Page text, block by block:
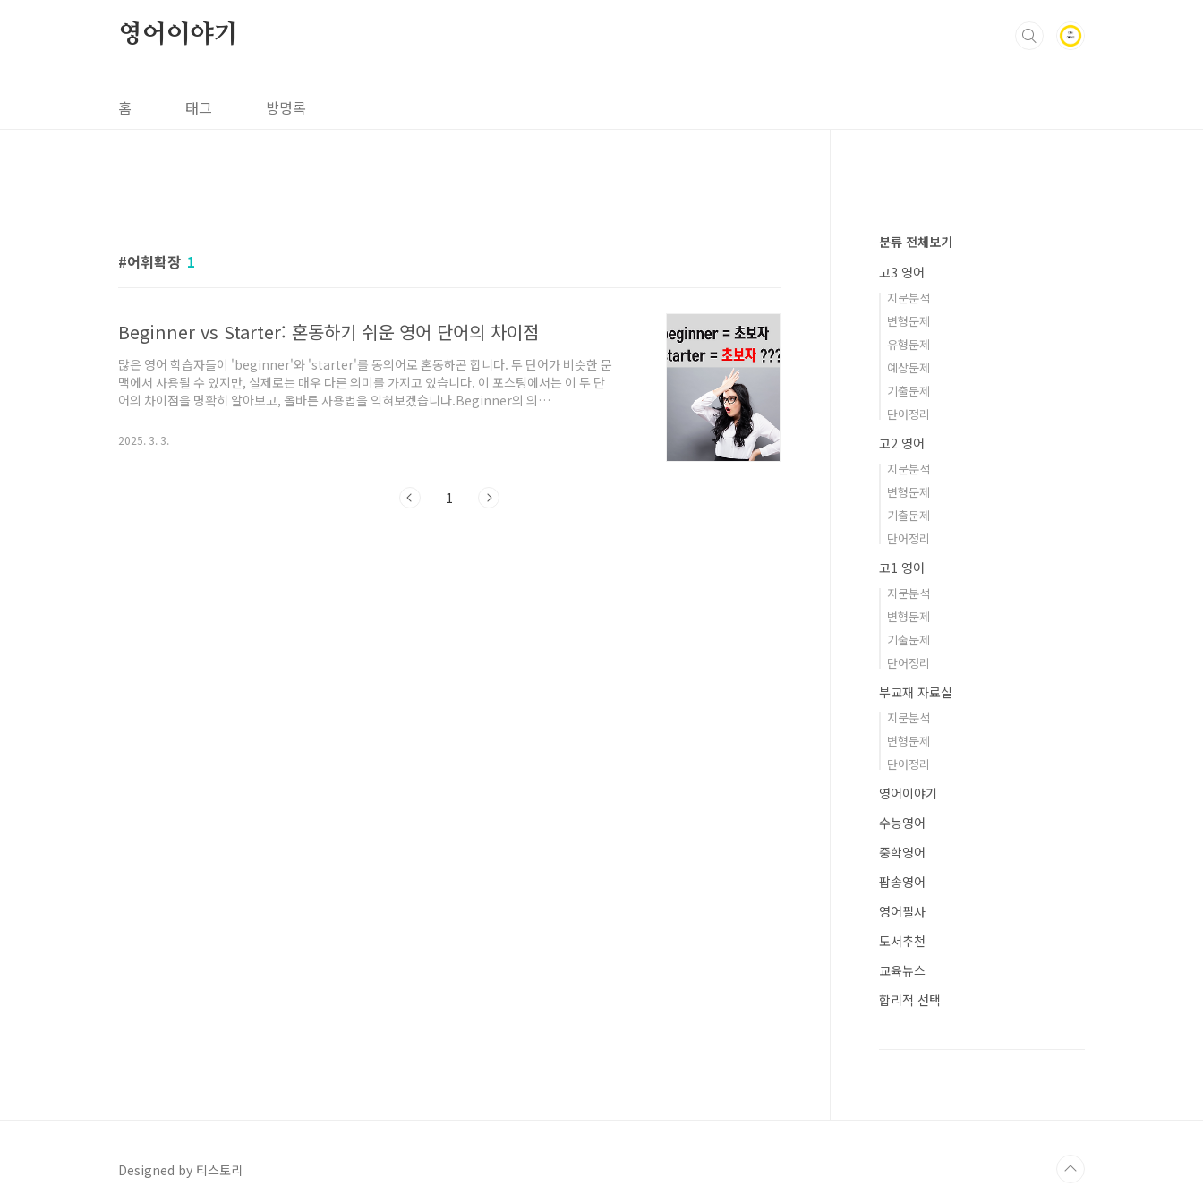
영어이야기
홈 태그 방명록
어휘확장 1
Beginner vs Starter: 혼동하기 쉬운 영어 단어의 차이점
많은 영어 학습자들이 'beginner'와 'starter'를 동의어로 혼동하곤 합니다. 두 단어가 비슷한 문
맥에서 사용될 수 있지만, 실제로는 매우 다른 의미를 가지고 있습니다. 이 포스팅에서는 이 두 단
어의 차이점을 명확히 알아보고, 올바른 사용법을 익혀보겠습니다.Beginner의 의
가리킵니다.예문:- She is a beginner at playing the piano. (그녀는 피아노를 치는 초보자입
2025. 3. 3.
1
분류 전체보기
고3 영어
지문분석
변형문제
유형문제
예상문제
기출문제
단어정리
고2 영어
지문분석
변형문제
기출문제
단어정리
고1 영어
지문분석
변형문제
기출문제
단어정리
부교재 자료실
지문분석
변형문제
단어정리
영어이야기
수능영어
중학영어
팝송영어
영어필사
도서추천
교육뉴스
합리적 선택
Designed by 티스토리